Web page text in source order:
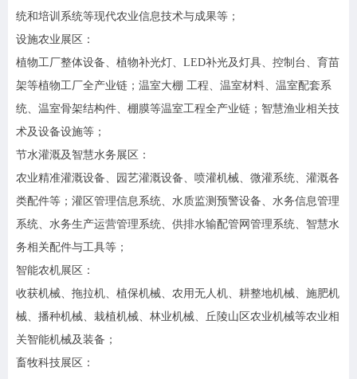
统和培训系统等现代农业信息技术与成果等；
设施农业展区：
植物工厂整体设备、植物补光灯、LED补光及灯具、控制台、育苗
架等植物工厂全产业链；温室大棚 工程、温室材料、温室配套系
统、温室骨架结构件、棚膜等温室工程全产业链；智慧渔业相关技
术及设备设施等；
节水灌溉及智慧水务展区：
农业精准灌溉设备、园艺灌溉设备、喷灌机械、微灌系统、灌溉各
类配件等；灌区管理信息系统、水质监测预警设备、水务信息管理
系统、水务生产运营管理系统、供排水输配管网管理系统、智慧水
务相关配件与工具等；
智能农机展区：
收获机械、拖拉机、植保机械、农用无人机、耕整地机械、施肥机
械、播种机械、栽植机械、林业机械、丘陵山区农业机械等农业相
关智能机械及装备；
畜牧科技展区：